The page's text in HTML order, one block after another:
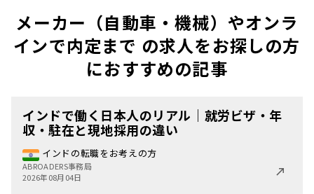
メーカー（自動車・機械）やオンラ
インで内定まで の求人をお探しの方
におすすめの記事
インドで働く日本人のリアル｜就労ビザ・年
収・駐在と現地採用の違い
インドの転職をお考えの方
ABROADERS事務局
2026年08月04日